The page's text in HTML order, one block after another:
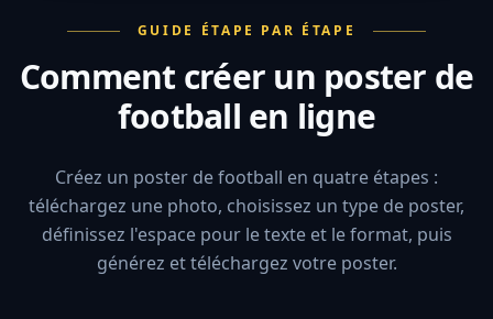
GUIDE ÉTAPE PAR ÉTAPE
Comment créer un poster de
football en ligne
Créez un poster de football en quatre étapes :
téléchargez une photo, choisissez un type de poster,
définissez l'espace pour le texte et le format, puis
générez et téléchargez votre poster.